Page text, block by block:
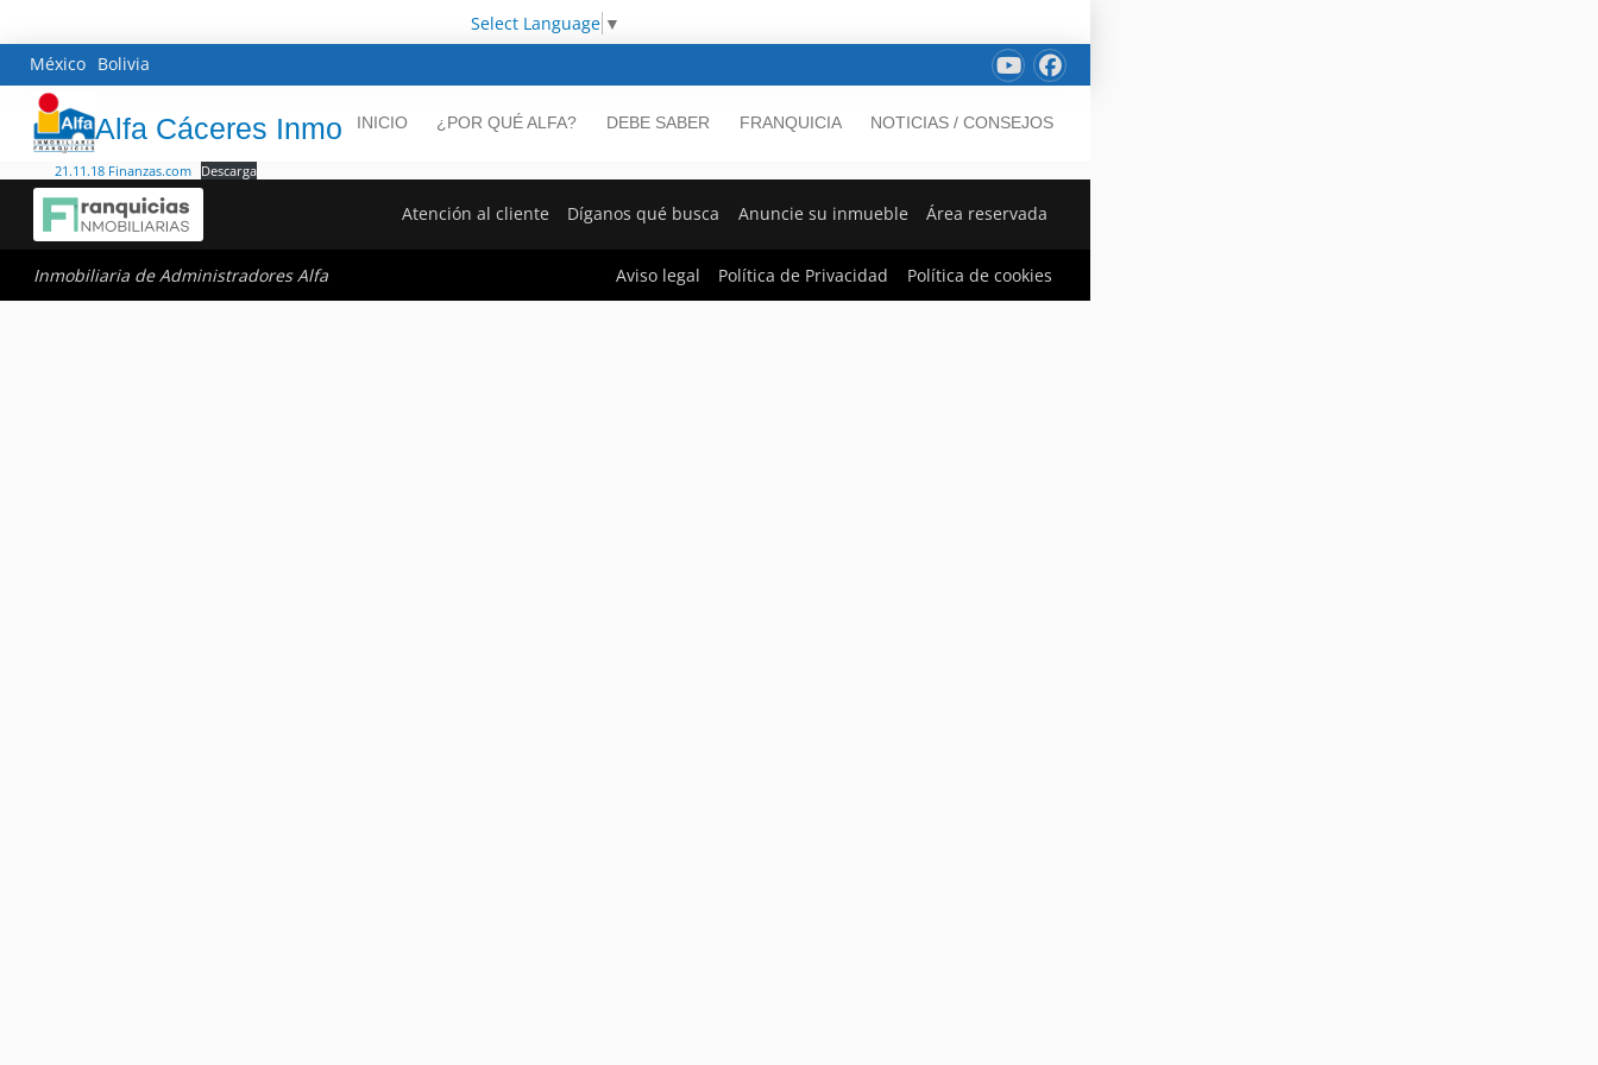
Select Language ▼
México Bolivia
Alfa Cáceres Inmo INICIO ¿POR QUÉ ALFA? DEBE SABER FRANQUICIA NOTICIAS / CONSEJOS
21.11.18 Finanzas.com Descarga
Atención al cliente Díganos qué busca Anuncie su inmueble Área reservada
Inmobiliaria de Administradores Alfa Aviso legal Política de Privacidad Política de cookies